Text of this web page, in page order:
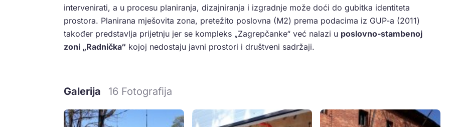
intervenirati, a u procesu planiranja, dizajniranja i izgradnje može doći do gubitka identiteta
prostora. Planirana mješovita zona, pretežito poslovna (M2) prema podacima iz GUP-a (2011)
također predstavlja prijetnju jer se kompleks „Zagrepčanke“ već nalazi u poslovno-stambenoj
zoni „Radnička“ kojoj nedostaju javni prostori i društveni sadržaji.
Galerija 16 Fotografija